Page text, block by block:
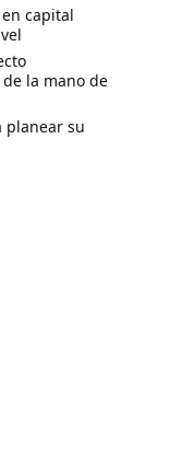
capital
la mano de
planear su